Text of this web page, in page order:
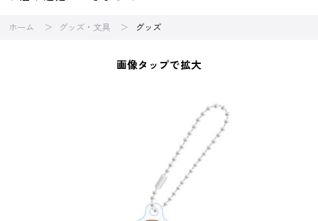
ホーム グッズ・文具 グッズ
画像タップで拡大